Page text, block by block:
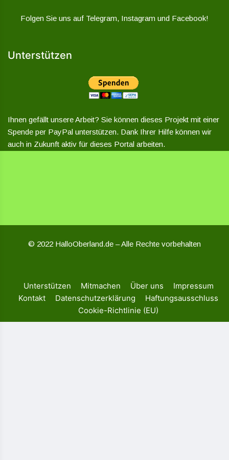
Folgen Sie uns auf Telegram, Instagram und Facebook!
Unterstützen
Ihnen gefällt unsere Arbeit? Sie können dieses Projekt mit einer
Spende per PayPal unterstützen. Dank Ihrer Hilfe können wir
auch in Zukunft aktiv für dieses Portal arbeiten.
© 2022 HalloOberland.de – Alle Rechte vorbehalten
Unterstützen Mitmachen Über uns
Impressum
Kontakt
Datenschutzerklärung
Haftungsausschluss
Cookie-Richtlinie (EU)